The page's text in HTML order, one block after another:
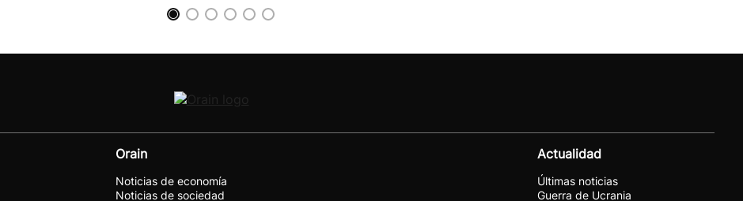
Orain
Noticias de economía
Noticias de sociedad
Actualidad
Últimas noticias
Guerra de Ucrania